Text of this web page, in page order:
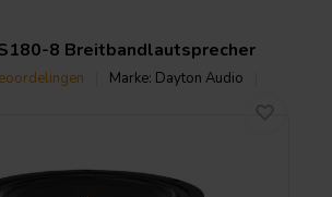
8 Breitbandlautsprecher
Marke: Dayton Audio